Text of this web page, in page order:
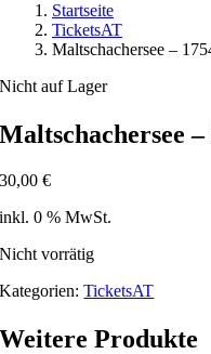
Startseite
TicketsAT
Maltschachersee –
Nicht auf Lager
Maltschachersee –
30,00€
inkl. 0 % MwSt.
Nicht vorrätig
Kategorien:TicketsAT
Weitere Produkte